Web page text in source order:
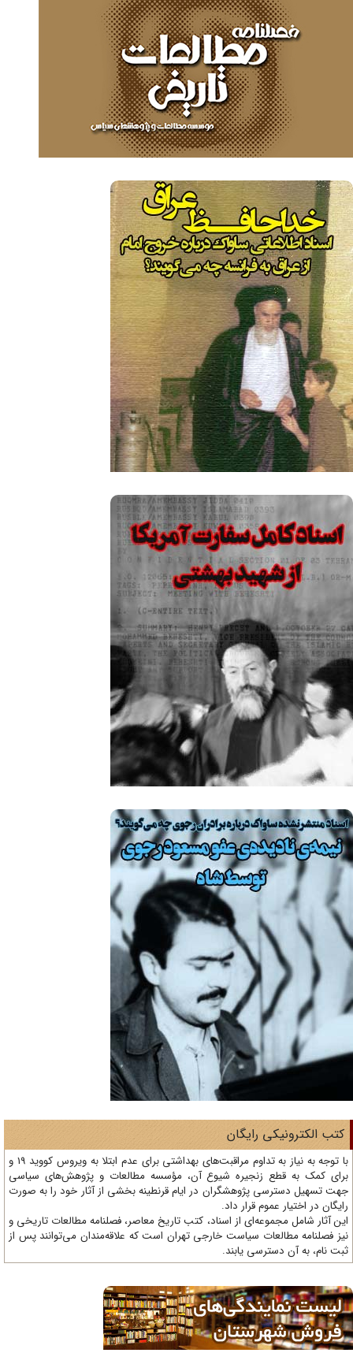
الکترونیکی رایگان
با توجه به نیاز به تداوم مراقبت‌های بهداشتی برای عدم ابتلا به ویروس کووید 19 و
کمک به قطع زنجیره شیوع آن، مؤسسه مطالعات و پژوهش‌های سیاسی
تسهیل دسترسی پژوهشگران در ایام قرنطینه بخشی از آثار خود را به صورت
در اختیار عموم قرار داد.
آثار شامل مجموعه‌ای از اسناد، کتب تاریخ معاصر، فصلنامه‌ مطالعات تاریخی و
فصلنامه مطالعات سیاست خارجی تهران است که علاقه‌مندان می‌توانند پس از
نام، به آن دسترسی یابند.